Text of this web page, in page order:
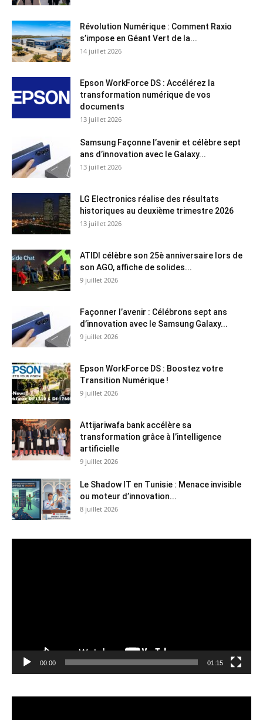
Révolution Numérique : Comment Raxio
s’impose en Géant Vert de la...
14 juillet 2026
Epson WorkForce DS : Accélérez la
transformation numérique de vos
documents
13 juillet 2026
Samsung Façonne l’avenir et célèbre sept
ans d’innovation avec le Galaxy...
13 juillet 2026
LG Electronics réalise des résultats
historiques au deuxième trimestre 2026
13 juillet 2026
ATIDI célèbre son 25è anniversaire lors de
son AGO, affiche de solides...
9 juillet 2026
Façonner l’avenir : Célébrons sept ans
d’innovation avec le Samsung Galaxy...
9 juillet 2026
Epson WorkForce DS : Boostez votre
Transition Numérique !
9 juillet 2026
Attijariwafa bank accélère sa
transformation grâce à l’intelligence
artificielle
9 juillet 2026
Le Shadow IT en Tunisie : Menace invisible
ou moteur d’innovation...
8 juillet 2026
00:00 01:15